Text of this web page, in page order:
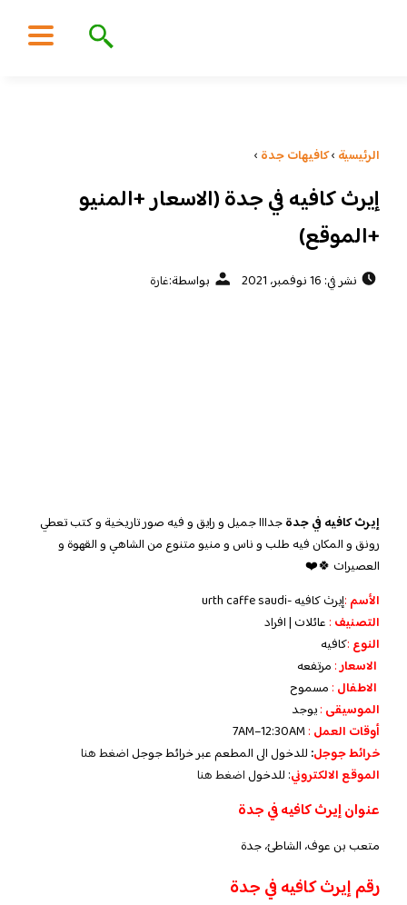
الرئيسية ›كافيهات جدة ›
إيرث كافيه في جدة (الاسعار +المنيو
+الموقع)
نشر في: 16 نوفمبر، 2021 بواسطة:غارة
إيرث كافيه في جدةجدااا جميل و رايق و فيه صور تاريخية و كتب تعطي
رونق و المكان فيه طلب و ناس و منيو متنوع من الشاهي و القهوة و
العصيرات 🍀❤️
الأسم :إيرث كافيه -urth caffe saudi
التصنيف : عائلات | افراد
النوع :كافيه
الاسعار: مرتفعه
الاطفال : مسموح
الموسيقى :يوجد
‏أوقات العمل :
7AM–12:30AM
خرائط جوجل: للدخول الى المطعم عبر خرائط جوجل اضغط هنا
الموقع الالكتروني: للدخولاضغط هنا
عنوان إيرث كافيه في جدة
متعب بن عوف، الشاطئ، جدة
رقم إيرث كافيه في جدة